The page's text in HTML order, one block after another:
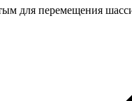
для перемещения